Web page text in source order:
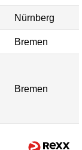
Nürnberg
Bremen
Bremen